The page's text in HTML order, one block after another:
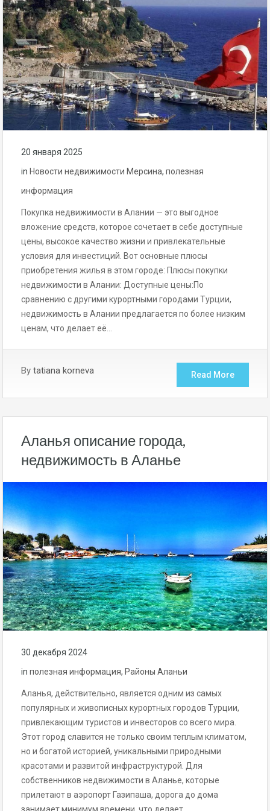
20 января 2025
in Новости недвижимости Мерсина, полезная
информация
Покупка недвижимости в Алании — это выгодное
вложение средств, которое сочетает в себе доступные
цены, высокое качество жизни и привлекательные
условия для инвестиций. Вот основные плюсы
приобретения жилья в этом городе: Плюсы покупки
недвижимости в Алании: Доступные цены:По
сравнению с другими курортными городами Турции,
недвижимость в Алании предлагается по более низким
ценам, что делает её…
By tatiana korneva Read More
Аланья описание города,
недвижимость в Аланье
30 декабря 2024
in полезная информация, Районы Аланьи
Аланья, действительно, является одним из самых
популярных и живописных курортных городов Турции,
привлекающим туристов и инвесторов со всего мира.
Этот город славится не только своим теплым климатом,
но и богатой историей, уникальными природными
красотами и развитой инфраструктурой. Для
собственников недвижимости в Аланье, которые
прилетают в аэропорт Газипаша, дорога до дома